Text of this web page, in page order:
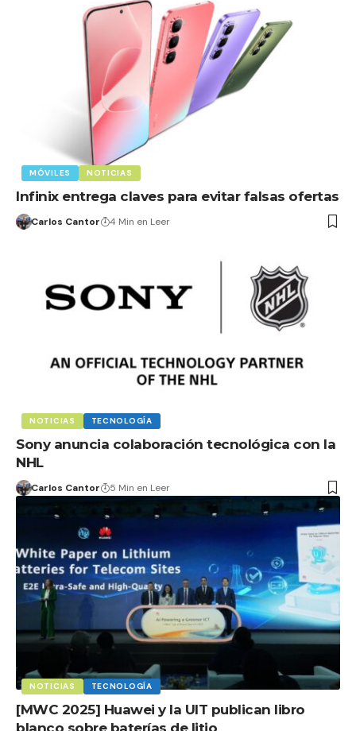
MÓVILES NOTICIAS
Infinix entrega claves para evitar falsas ofertas
Carlos Cantor 4 Min en Leer
NOTICIAS TECNOLOGÍA
Sony anuncia colaboración tecnológica con la
NHL
Carlos Cantor 5 Min en Leer
NOTICIAS TECNOLOGÍA
[MWC 2025] Huawei y la UIT publican libro